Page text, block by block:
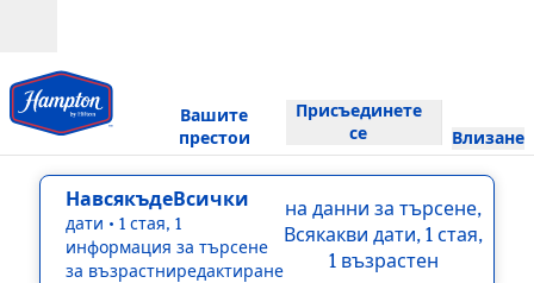
Вашите
престои
Присъединете
се
Влизане
НавсякъдеВсички
дати • 1 стая, 1
информация за търсене
за възрастниредактиране
на данни за търсене,
Всякакви дати, 1 стая,
1 възрастен